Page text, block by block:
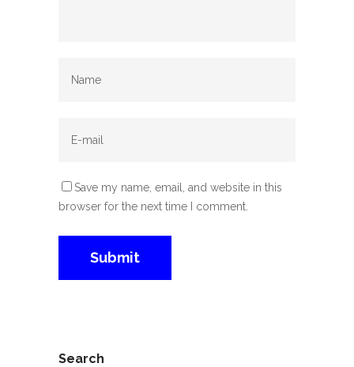
Save my name, email, and website in this
browser for the next time I comment.
Search